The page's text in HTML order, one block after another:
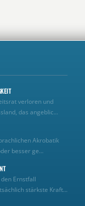
verloren und
das angeblic...
Akrobatik
besser ge...
Ernstfall
stärkste Kraft...